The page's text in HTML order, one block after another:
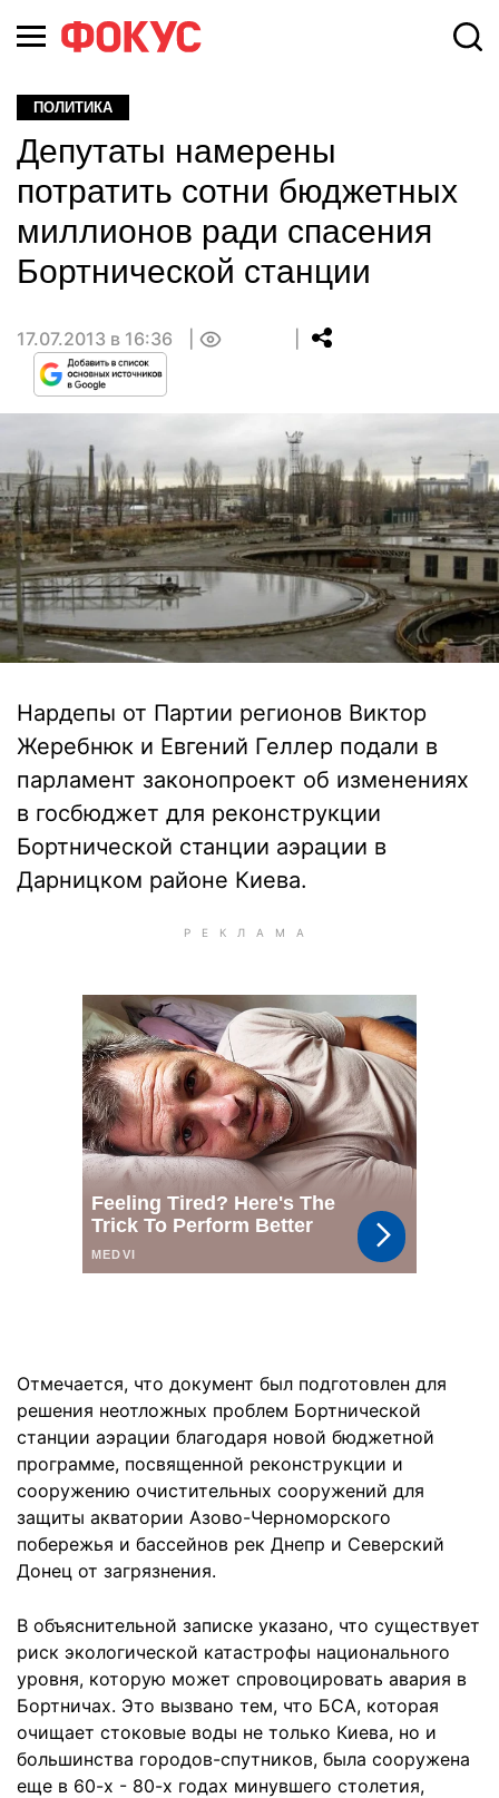
ПОЛИТИКА
Депутаты намерены
потратить сотни бюджетных
миллионов ради спасения
Бортнической станции
17.07.2013 в 16:36
Нардепы от Партии регионов Виктор
Жеребнюк и Евгений Геллер подали в
парламент законопроект об изменениях
в госбюджет для реконструкции
Бортнической станции аэрации в
Дарницком районе Киева.
Отмечается, что документ был подготовлен для
решения неотложных проблем Бортнической
станции аэрации благодаря новой бюджетной
программе, посвященной реконструкции и
сооружению очистительных сооружений для
защиты акватории Азово-Черноморского
побережья и бассейнов рек Днепр и Северский
Донец от загрязнения.
В объяснительной записке указано, что существует
риск экологической катастрофы национального
уровня, которую может спровоцировать авария в
Бортничах. Это вызвано тем, что БСА, которая
очищает стоковые воды не только Киева, но и
большинства городов-спутников, была сооружена
еще в 60-х - 80-х годах минувшего столетия,